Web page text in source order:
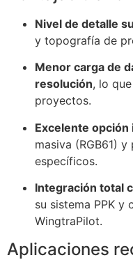
Nivel de detalle
y topografía de
Menor carga de
resolución, lo
proyectos.
Excelente
masiva (RGB61)
específicos.
Integración total
su sistema PPK y
WingtraPilot.
Aplicaciones